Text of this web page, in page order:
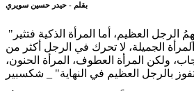
بقلم - حيدر حسين سويري
"إن المرأة العظيمة تُلهِمُ الرجل العظيم، أما المرأة الذكية فتثير
المرأة الجميلة، لا تحرك في الرجل أكثر من
ولكن المرأة العطوف، المرأة الحنون،